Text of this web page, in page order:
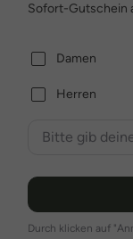
Sofort-Gutschein
Damen
Herren
Durch klicken auf